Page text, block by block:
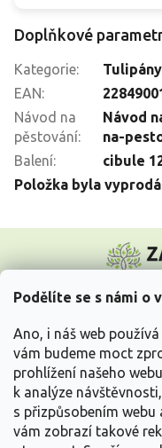
Podělíte se s námi o
Ano, i náš web
vám budeme moct
prohlížení našeho
k analýze
s přizpůsobením
vám zobrazí takové
Doplňkové
Kategorie:
Tulipány
EAN:
Návod na
pěstování:
Návod
na-
Balení:
cibule
Položka byla
p
Vše o nákupu
Informace pro Vás
Kontakujte nás